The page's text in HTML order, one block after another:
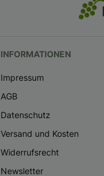
INFORMATIONEN
Impressum
AGB
Datenschutz
Versand und Kosten
Widerrufsrecht
Newsletter